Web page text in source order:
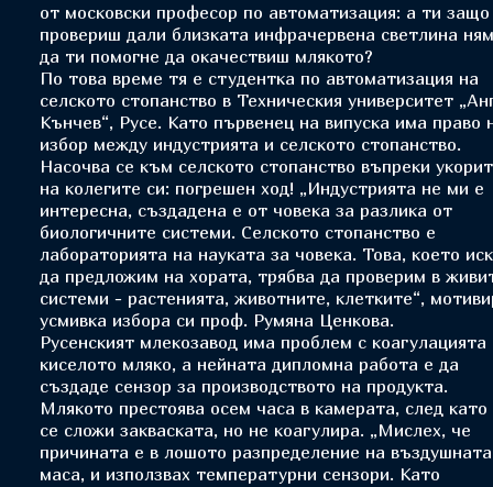
от московски професор по автоматизация: а ти
провериш дали близката инфрачервена светлина
да ти помогне да окачествиш млякото?
По това време тя е студентка по автоматизация на
селското стопанство в Техническия университет
Кънчев“, Русе. Като първенец на випуска има право
избор между индустрията и селското стопанство.
Насочва се към селското стопанство въпреки
на колегите си: погрешен ход! „Индустрията не ми е
интересна, създадена е от човека за разлика от
биологичните системи. Селското стопанство е
лабораторията на науката за човека. Това, което
да предложим на хората, трябва да проверим в
системи - растенията, животните, клетките“,
усмивка избора си проф. Румяна Ценкова.
Русенският млекозавод има проблем с коагулацията
киселото мляко, а нейната дипломна работа е да
създаде сензор за производството на продукта.
Млякото престоява осем часа в камерата, след като
се сложи закваската, но не коагулира. „Мислех, че
причината е в лошото разпределение на въздушната
маса, и използвах температурни сензори. Като